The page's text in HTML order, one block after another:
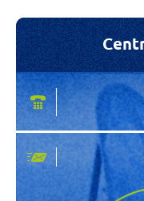
HOTELE
KLIKNIJ I
INNE
DODAJ OPINIĘ